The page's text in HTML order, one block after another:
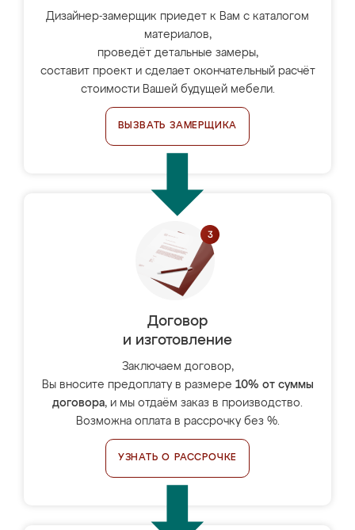
Дизайнер-замерщик приедет к Вам с каталогом
материалов,
проведёт детальные замеры,
составит проект и сделает окончательный расчёт
стоимости Вашей будущей мебели.
ВЫЗВАТЬ ЗАМЕРЩИКА
Договор
и изготовление
Заключаем договор,
Вы вносите предоплату в размере 10% от суммы
договора, и мы отдаём заказ в производство.
Возможна оплата в рассрочку без %.
УЗНАТЬ О РАССРОЧКЕ